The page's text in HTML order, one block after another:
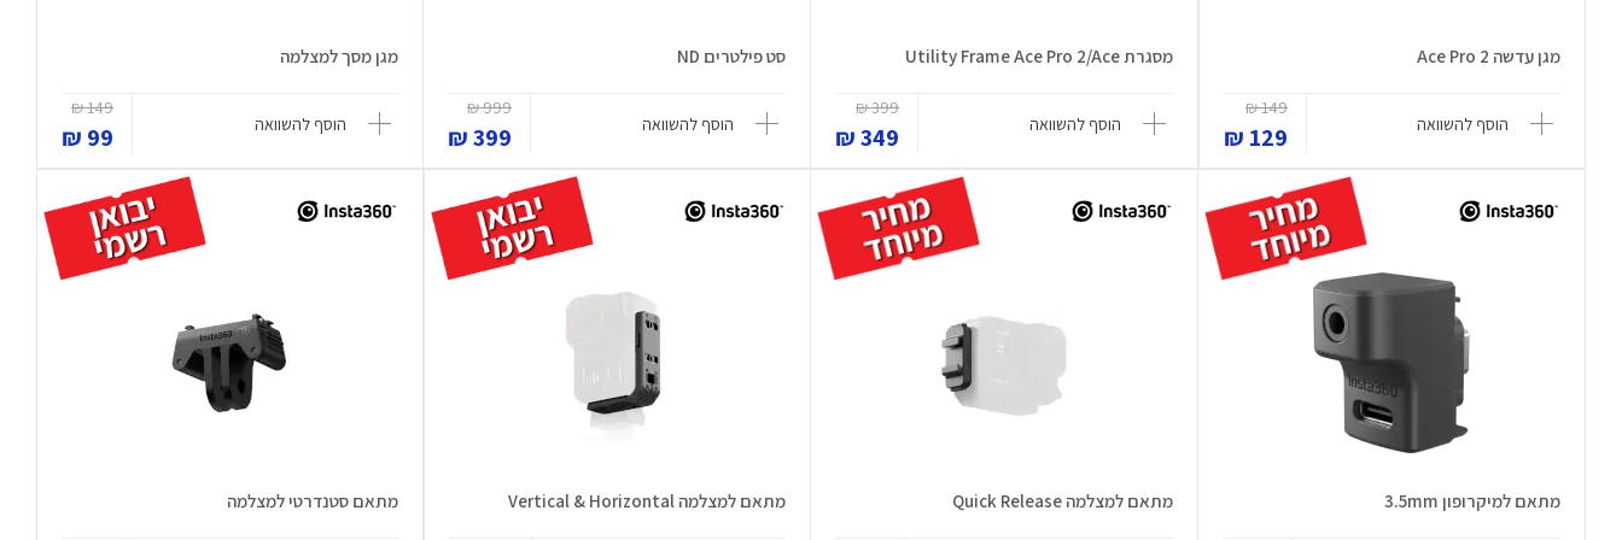
מגן עדשה Ace Pro 2
הוסף להשוואה
149 ₪
129 ₪
מסגרת Utility Frame Ace Pro 2/Ace
הוסף להשוואה
399 ₪
349 ₪
סט פילטרים ND
הוסף להשוואה
999 ₪
399 ₪
מגן מסך למצלמה
הוסף להשוואה
149 ₪
99 ₪
מתאם למיקרופון 3.5mm מתאם למצלמה Quick Release מתאם למצלמה Vertical & Horizontal מתאם סטנדרטי למצלמה